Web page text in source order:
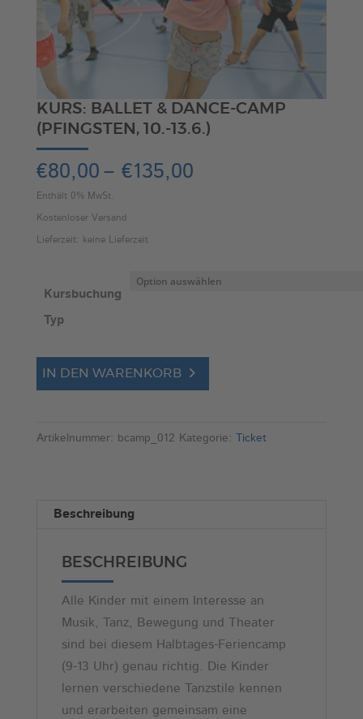
KURS: BALLET & DANCE-CAMP
(PFINGSTEN, 10.-13.6.)
€80,00 – €135,00Preisspanne:
Enthält 0% MwSt.
Kostenloser Versand
Lieferzeit: keine Lieferzeit
Kursbuchung
Typ
Kurs:
Ballet
Dance-
Menge
IN DEN WARENKORB
l
e
:
Artikelnummer: bcamp_012 Kategorie: Ticket
Beschreibung
BESCHREIBUNG
Alle Kinder mit einem Interesse an
Musik, Tanz, Bewegung und Theater
sind bei diesem Halbtages-Feriencamp
(9-13 Uhr) genau richtig. Die Kinder
lernen verschiedene Tanzstile kennen
und erarbeiten gemeinsam eine